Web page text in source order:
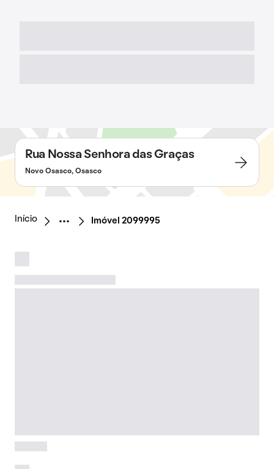
Rua Nossa Senhora das Graças
Novo Osasco, Osasco
Início Imóvel 2099995